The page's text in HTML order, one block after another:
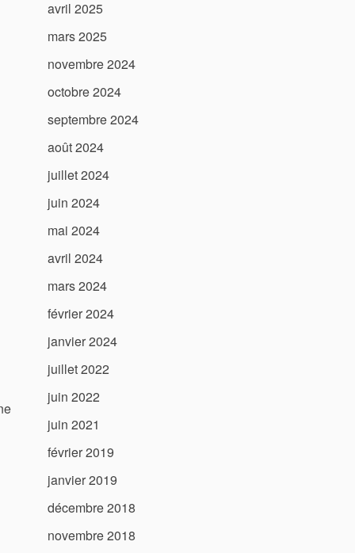
avril 2025
mars 2025
novembre 2024
octobre 2024
septembre 2024
août 2024
juillet 2024
juin 2024
mai 2024
avril 2024
mars 2024
février 2024
janvier 2024
juillet 2022
juin 2022
juin 2021
février 2019
janvier 2019
décembre 2018
novembre 2018